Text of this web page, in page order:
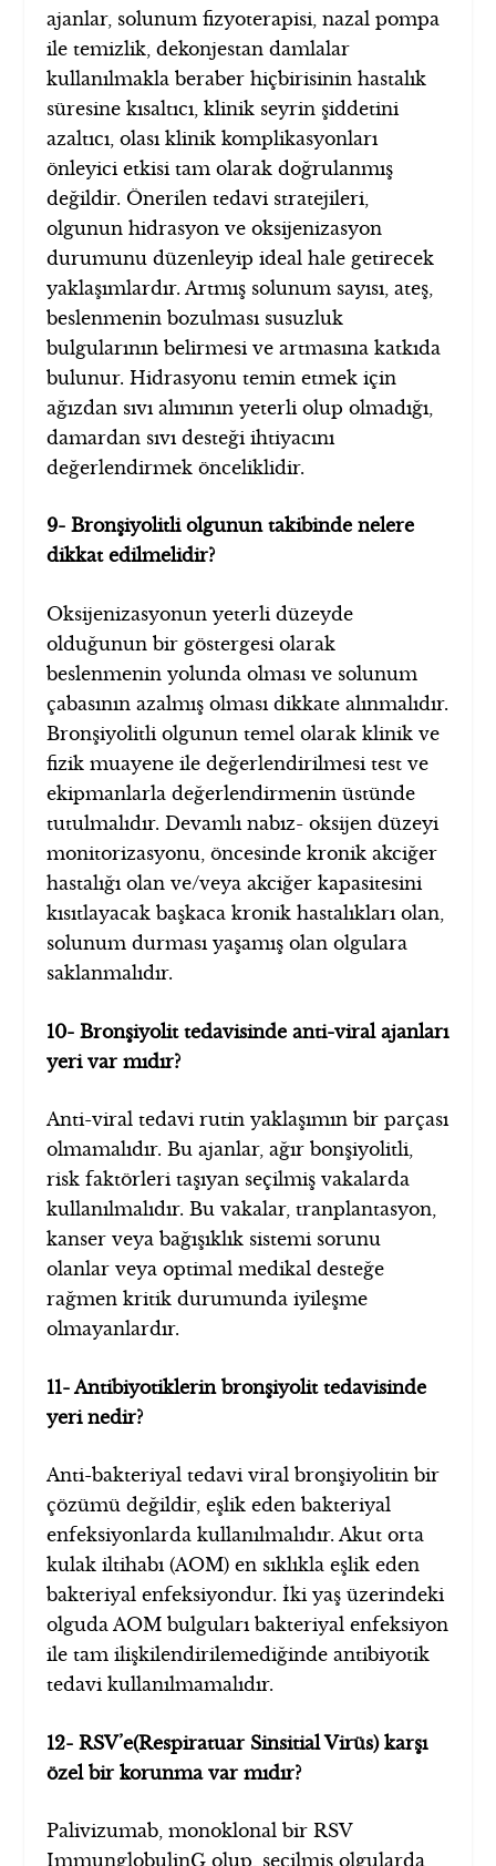
ajanlar, solunum fizyoterapisi, nazal pompa
ile temizlik, dekonjestan damlalar
kullanılmakla beraber hiçbirisinin hastalık
süresine kısaltıcı, klinik seyrin şiddetini
azaltıcı, olası klinik komplikasyonları
önleyici etkisi tam olarak doğrulanmış
değildir. Önerilen tedavi stratejileri,
olgunun hidrasyon ve oksijenizasyon
durumunu düzenleyip ideal hale getirecek
yaklaşımlardır. Artmış solunum sayısı, ateş,
beslenmenin bozulması susuzluk
bulgularının belirmesi ve artmasına katkıda
bulunur. Hidrasyonu temin etmek için
ağızdan sıvı alımının yeterli olup olmadığı,
damardan sıvı desteği ihtiyacını
değerlendirmek önceliklidir.
9- Bronşiyolitli olgunun takibinde nelere
dikkat edilmelidir?
Oksijenizasyonun yeterli düzeyde
olduğunun bir göstergesi olarak
beslenmenin yolunda olması ve solunum
çabasının azalmış olması dikkate alınmalıdır.
Bronşiyolitli olgunun temel olarak klinik ve
fizik muayene ile değerlendirilmesi test ve
ekipmanlarla değerlendirmenin üstünde
tutulmalıdır. Devamlı nabız- oksijen düzeyi
monitorizasyonu, öncesinde kronik akciğer
hastalığı olan ve/veya akciğer kapasitesini
kısıtlayacak başkaca kronik hastalıkları olan,
solunum durması yaşamış olan olgulara
saklanmalıdır.
10- Bronşiyolit tedavisinde anti-viral ajanları
yeri var mıdır?
Anti-viral tedavi rutin yaklaşımın bir parçası
olmamalıdır. Bu ajanlar, ağır bonşiyolitli,
risk faktörleri taşıyan seçilmiş vakalarda
kullanılmalıdır. Bu vakalar, tranplantasyon,
kanser veya bağışıklık sistemi sorunu
olanlar veya optimal medikal desteğe
rağmen kritik durumunda iyileşme
olmayanlardır.
11- Antibiyotiklerin bronşiyolit tedavisinde
yeri nedir?
Anti-bakteriyal tedavi viral bronşiyolitin bir
çözümü değildir, eşlik eden bakteriyal
enfeksiyonlarda kullanılmalıdır. Akut orta
kulak iltihabı (AOM) en sıklıkla eşlik eden
bakteriyal enfeksiyondur. İki yaş üzerindeki
olguda AOM bulguları bakteriyal enfeksiyon
ile tam ilişkilendirilemediğinde antibiyotik
tedavi kullanılmamalıdır.
12- RSV’e(Respiratuar Sinsitial Virüs) karşı
özel bir korunma var mıdır?
Palivizumab, monoklonal bir RSV
ImmunglobulinG olup, seçilmiş olgularda